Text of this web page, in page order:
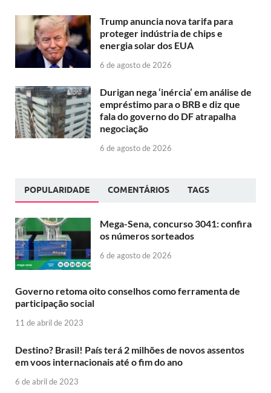
Trump anuncia nova tarifa para
proteger indústria de chips e
energia solar dos EUA
6 de agosto de 2026
Durigan nega ‘inércia’ em análise de
empréstimo para o BRB e diz que
fala do governo do DF atrapalha
negociação
6 de agosto de 2026
POPULARIDADE COMENTÁRIOS TAGS
Mega-Sena, concurso 3041: confira
os números sorteados
6 de agosto de 2026
Governo retoma oito conselhos como ferramenta de
participação social
11 de abril de 2023
Destino? Brasil! País terá 2 milhões de novos assentos
em voos internacionais até o fim do ano
6 de abril de 2023